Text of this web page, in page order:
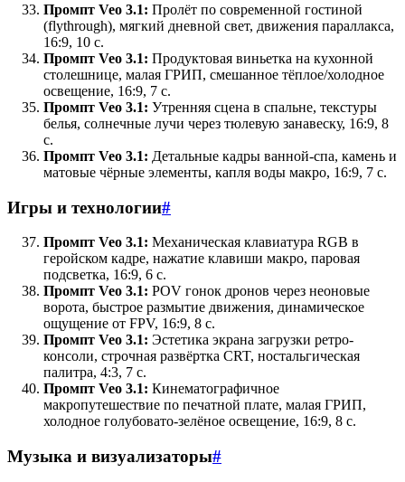
Промпт Veo 3.1: Пролёт по современной гостиной
(flythrough), мягкий дневной свет, движения параллакса,
16:9, 10 с.
Промпт Veo 3.1: Продуктовая виньетка на кухонной
столешнице, малая ГРИП, смешанное тёплое/холодное
освещение, 16:9, 7 с.
Промпт Veo 3.1: Утренняя сцена в спальне, текстуры
белья, солнечные лучи через тюлевую занавеску, 16:9, 8
с.
Промпт Veo 3.1: Детальные кадры ванной-спа, камень и
матовые чёрные элементы, капля воды макро, 16:9, 7 с.
Игры и технологии#
Промпт Veo 3.1: Механическая клавиатура RGB в
геройском кадре, нажатие клавиши макро, паровая
подсветка, 16:9, 6 с.
Промпт Veo 3.1: POV гонок дронов через неоновые
ворота, быстрое размытие движения, динамическое
ощущение от FPV, 16:9, 8 с.
Промпт Veo 3.1: Эстетика экрана загрузки ретро-
консоли, строчная развёртка CRT, ностальгическая
палитра, 4:3, 7 с.
Промпт Veo 3.1: Кинематографичное
макропутешествие по печатной плате, малая ГРИП,
холодное голубовато-зелёное освещение, 16:9, 8 с.
Музыка и визуализаторы#